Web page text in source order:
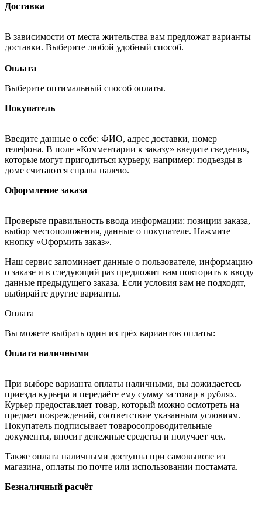
Доставка
В зависимости от места жительства вам предложат варианты
доставки. Выберите любой удобный способ.
Оплата
Выберите оптимальный способ оплаты.
Покупатель
Введите данные о себе: ФИО, адрес доставки, номер
телефона. В поле «Комментарии к заказу» введите сведения,
которые могут пригодиться курьеру, например: подъезды в
доме считаются справа налево.
Оформление заказа
Проверьте правильность ввода информации: позиции заказа,
выбор местоположения, данные о покупателе. Нажмите
кнопку «Оформить заказ».
Наш сервис запоминает данные о пользователе, информацию
о заказе и в следующий раз предложит вам повторить к вводу
данные предыдущего заказа. Если условия вам не подходят,
выбирайте другие варианты.
Оплата
Вы можете выбрать один из трёх вариантов оплаты:
Оплата наличными
При выборе варианта оплаты наличными, вы дожидаетесь
приезда курьера и передаёте ему сумму за товар в рублях.
Курьер предоставляет товар, который можно осмотреть на
предмет повреждений, соответствие указанным условиям.
Покупатель подписывает товаросопроводительные
документы, вносит денежные средства и получает чек.
Также оплата наличными доступна при самовывозе из
магазина, оплаты по почте или использовании постамата.
Безналичный расчёт